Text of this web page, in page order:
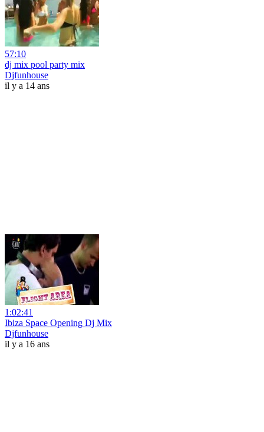
57:10
dj mix pool party mix
Djfunhouse
il y a 14 ans
1:02:41
Ibiza Space Opening Dj Mix
Djfunhouse
il y a 16 ans